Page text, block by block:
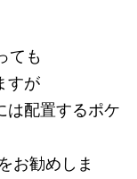
ても
すが
は配置するポケ
お勧めしま